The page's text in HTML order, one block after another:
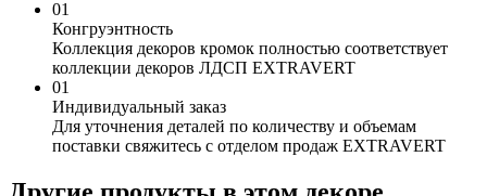
01
Конгруэнтность
Коллекция декоров кромок полностью соответствует
коллекции декоров ЛДСП EXTRAVERT
01
Индивидуальный заказ
Для уточнения деталей по количеству и объемам
поставки свяжитесь с отделом продаж EXTRAVERT